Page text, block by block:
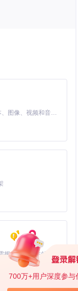
700万+用户深度参与
MiniMax H3 是一个通用的全模态生成系统。它支持对由文本、图像、视频和音频组成的多模态上下文进行统一理解，并能生成分辨率高达 2K、时长可达 15 秒的带原生立体声音频的视频。得益于面向任务泛化的系统设计，H3 在预训练阶段就已具备广泛的多模态上下文理解与生成能力，能够出色地执行复杂的多模态指令。
基于Python的Xiaozhi AI，适用于想要完整Xiaozhi体验而无需拥有专用硬件的用户。